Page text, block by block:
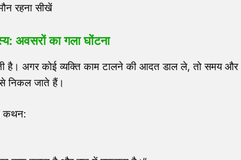
रहना सीखें
अवसरों का गला घोंटना
है। अगर कोई व्यक्ति काम टालने की आदत डाल ले, तो समय और
निकल जाते हैं।
कथन: